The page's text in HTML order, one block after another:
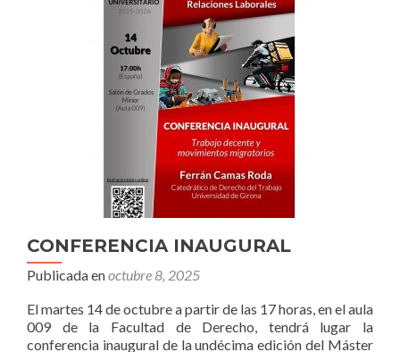
CONFERENCIA INAUGURAL
Publicada enoctubre 8, 2025
El martes 14 de octubre a partir de las 17 horas, en el aula
009 de la Facultad de Derecho, tendrá lugar la
conferencia inaugural de la undécima edición del Máster